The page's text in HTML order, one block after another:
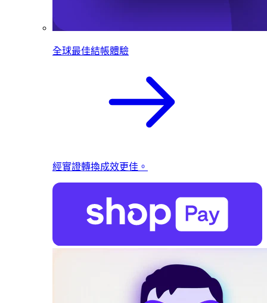
全球最佳結帳體驗
經實證轉換成效更佳。